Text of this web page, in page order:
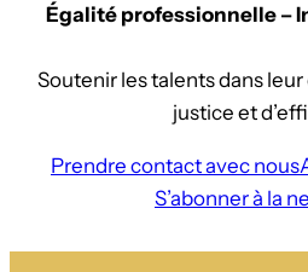
Égalité professionnelle –
Soutenir les talents dans
justice et
Prendre contact avec nous
S’abonner à la